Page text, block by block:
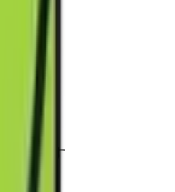
だけます